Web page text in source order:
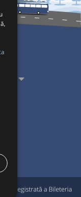
înregistrată a Bileteria